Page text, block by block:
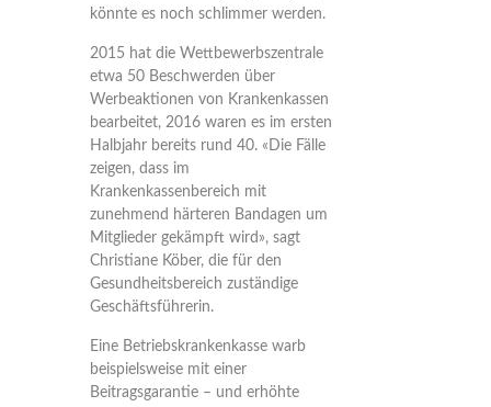
könnte es noch schlimmer werden.
2015 hat die Wettbewerbszentrale
etwa 50 Beschwerden über
Werbeaktionen von Krankenkassen
bearbeitet, 2016 waren es im ersten
Halbjahr bereits rund 40. «Die Fälle
zeigen, dass im
Krankenkassenbereich mit
zunehmend härteren Bandagen um
Mitglieder gekämpft wird», sagt
Christiane Köber, die für den
Gesundheitsbereich zuständige
Geschäftsführerin.
Eine Betriebskrankenkasse warb
beispielsweise mit einer
Beitragsgarantie – und erhöhte